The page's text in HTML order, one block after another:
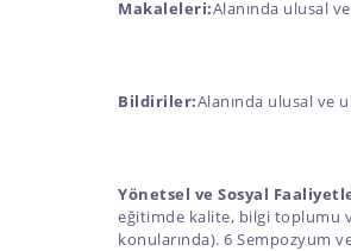
Makaleleri:Alanında ulusal
Bildiriler:Alanında ulusal ve
Yönetsel ve Sosyal
eğitimde kalite, bilgi toplumu
konularında). 6 Sempozyum